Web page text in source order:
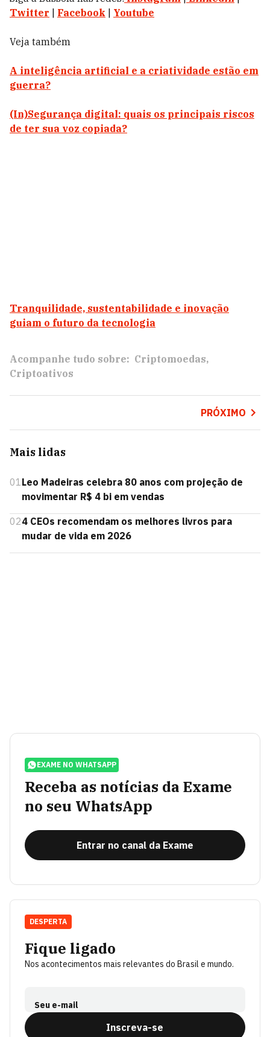
Twitter
Facebook Youtube
Veja também
A inteligência artificial e a criatividade estão em
guerra?
(In)Segurança digital: quais os principais riscos
de ter sua voz copiada?
Tranquilidade, sustentabilidade e inovação
guiam o futuro da tecnologia
Acompanhe tudo sobre: Criptomoedas
Criptoativos
PRÓXIMO
Mais lidas
01Leo Madeiras celebra 80 anos com projeção de
movimentar R$ 4 bi em vendas
024 CEOs recomendam os melhores livros para
mudar de vida em 2026
EXAME NO WHATSAPP
Receba as notícias da Exame
no seu WhatsApp
Entrar no canal da Exame
Fique ligado
Nos acontecimentos mais relevantes do Brasil e mundo.
Seu e-mail
Inscreva-se
DESPERTA